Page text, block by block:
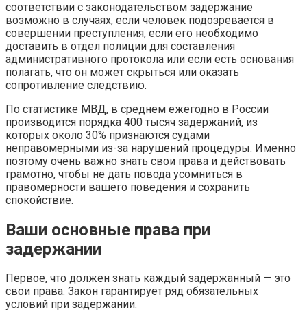
соответствии с законодательством задержание
возможно в случаях, если человек подозревается в
совершении преступления, если его необходимо
доставить в отдел полиции для составления
административного протокола или если есть основания
полагать, что он может скрыться или оказать
сопротивление следствию.
По статистике МВД, в среднем ежегодно в России
производится порядка 400 тысяч задержаний, из
которых около 30% признаются судами
неправомерными из-за нарушений процедуры. Именно
поэтому очень важно знать свои права и действовать
грамотно, чтобы не дать повода усомниться в
правомерности вашего поведения и сохранить
спокойствие.
Ваши основные права при
задержании
Первое, что должен знать каждый задержанный — это
свои права. Закон гарантирует ряд обязательных
условий при задержании: